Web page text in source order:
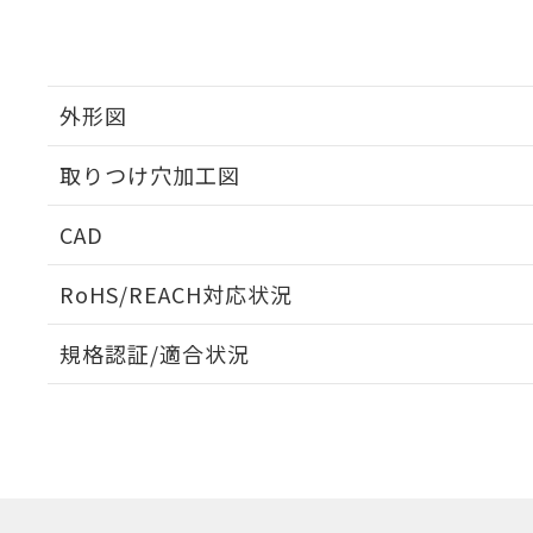
外形図
取りつけ穴加工図
CAD
RoHS/REACH対応状況
EU RoHS 注意事項・凡例
規格認証/適合状況